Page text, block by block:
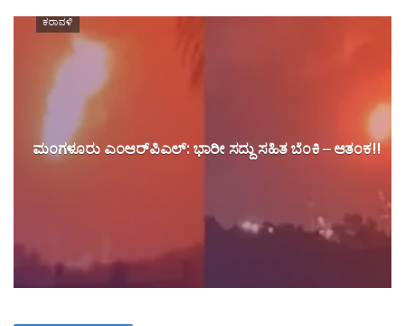
ಕರಾವಳಿ
ಮಂಗಳೂರು ಎಂಆರ್‌ಪಿಎಲ್‌: ಭಾರೀ ಸದ್ದು ಸಹಿತ ಬೆಂಕಿ – ಆತಂಕ!!